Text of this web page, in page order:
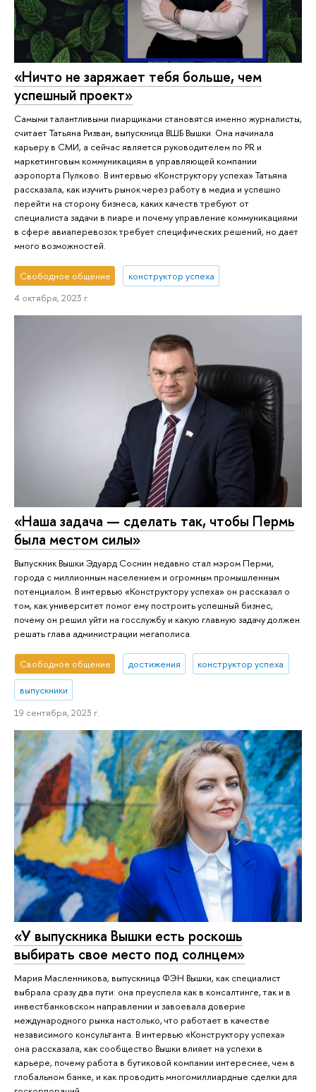
«Ничто не заряжает тебя больше, чем
успешный проект»
Самыми талантливыми пиарщиками становятся именно журналисты,
считает Татьяна Ризван, выпускница ВШБ Вышки. Она начинала
карьеру в СМИ, а сейчас является руководителем по PR и
маркетинговым коммуникациям в управляющей компании
аэропорта Пулково. В интервью «Конструктору успеха» Татьяна
рассказала, как изучить рынок через работу в медиа и успешно
перейти на сторону бизнеса, каких качеств требуют от
специалиста задачи в пиаре и почему управление коммуникациями
в сфере авиаперевозок требует специфических решений, но дает
много возможностей.
Свободное общение
конструктор успеха
4 октября, 2023 г.
«Наша задача — сделать так, чтобы Пермь
была местом силы»
Выпускник Вышки Эдуард Соснин недавно стал мэром Перми,
города с миллионным населением и огромным промышленным
потенциалом. В интервью «Конструктору успеха» он рассказал о
том, как университет помог ему построить успешный бизнес,
почему он решил уйти на госслужбу и какую главную задачу должен
решать глава администрации мегаполиса.
Свободное общение достижения конструктор успеха
выпускники
19 сентября, 2023 г.
«У выпускника Вышки есть роскошь
выбирать свое место под солнцем»
Мария Масленникова, выпускница ФЭН Вышки, как специалист
выбрала сразу два пути: она преуспела как в консалтинге, так и в
инвестбанковском направлении и завоевала доверие
международного рынка настолько, что работает в качестве
независимого консультанта. В интервью «Конструктору успеха»
она рассказала, как сообщество Вышки влияет на успехи в
карьере, почему работа в бутиковой компании интереснее, чем в
глобальном банке, и как проводить многомиллиардные сделки для